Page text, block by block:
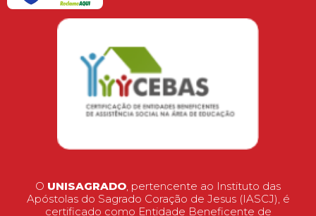
O UNISAGRADO , pertencente ao Instituto das
Apóstolas do Sagrado Coração de Jesus (IASCJ), é
certificado como Entidade Beneficente de